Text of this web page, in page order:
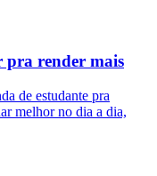
pra render mais
de estudante pra
melhor no dia a dia,